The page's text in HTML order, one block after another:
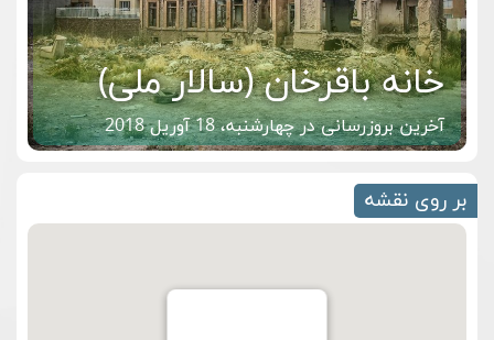
خانه باقرخان (سالار ملی)
آخرین بروزرسانی در چهارشنبه، 18 آوریل 2018
بر روی نقشه